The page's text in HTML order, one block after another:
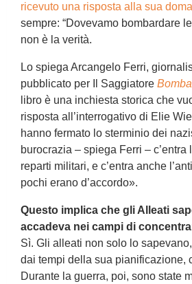
ricevuto una risposta alla sua
sempre: “Dovevamo bombardare
non è la verità.
Lo spiega Arcangelo Ferri,
pubblicato per Il Saggiatore
libro è una inchiesta storica che
risposta all’interrogativo di Elie
hanno fermato lo sterminio dei
burocrazia – spiega Ferri – c’entra
reparti militari, e c’entra anche
pochi erano d’accordo».
Questo implica che gli Alleati
accadeva nei campi di
Sì. Gli alleati non solo lo
dai tempi della sua pianificazione,
Durante la guerra, poi, sono state